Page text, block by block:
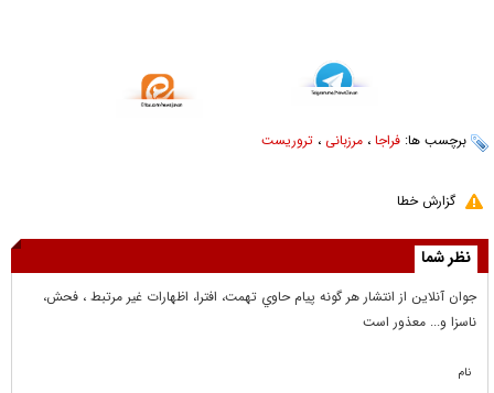
برچسب ها: فراجا مرزبانی تروریست
گزارش خطا
نظر شما
جوان آنلاين از انتشار هر گونه پيام حاوي تهمت، افترا، اظهارات غير مرتبط ، فحش،
ناسزا و... معذور است
نام